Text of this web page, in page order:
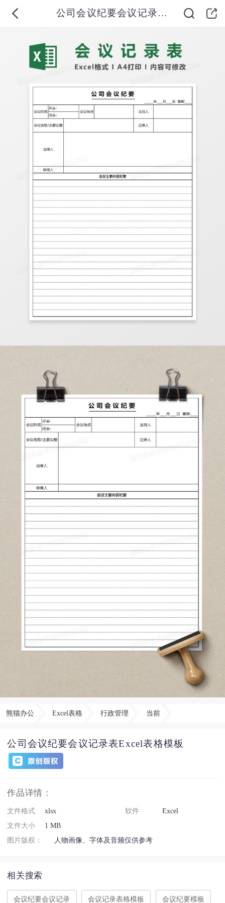
公司会议纪要会议记录表Excel表格模板
熊猫办公 Excel表格 行政管理 当前
公司会议纪要会议记录表Excel表格模板
作品详情：
文件格式 xlsx 软件
Excel
文件大小
1 MB
图片版权：
人物画像、字体及音频仅供参考
相关搜索
会议纪要会议记录 会议记录表格模板 会议纪要模板